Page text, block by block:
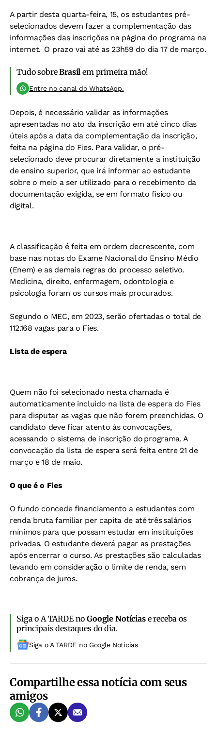
A partir desta quarta-feira, 15, os estudantes pré-
selecionados devem fazer a complementação das
informações das inscrições na página do programa na
internet. O prazo vai até as 23h59 do dia 17 de março.
Tudo sobreBrasil em primeira mão!
Entre no canal do WhatsApp.
Depois, é necessário validar as informações
apresentadas no ato da inscrição em até cinco dias
úteis após a data da complementação da inscrição,
feita na página do Fies. Para validar, o pré-
selecionado deve procurar diretamente a instituição
de ensino superior, que irá informar ao estudante
sobre o meio a ser utilizado para o recebimento da
documentação exigida, se em formato físico ou
digital.
A classificação é feita em ordem decrescente, com
base nas notas do Exame Nacional do Ensino Médio
(Enem) e as demais regras do processo seletivo.
Medicina, direito, enfermagem, odontologia e
psicologia foram os cursos mais procurados.
Segundo o MEC, em 2023, serão ofertadas o total de
112.168 vagas para o Fies.
Lista de espera
Quem não foi selecionado nesta chamada é
automaticamente incluído na lista de espera do Fies
para disputar as vagas que não forem preenchidas. O
candidato deve ficar atento às convocações,
acessando o sistema de inscrição do programa. A
convocação da lista de espera será feita entre 21 de
março e 18 de maio.
O que é o Fies
O fundo concede financiamento a estudantes com
renda bruta familiar per capita de até três salários
mínimos para que possam estudar em instituições
privadas. O estudante deverá pagar as prestações
após encerrar o curso. As prestações são calculadas
levando em consideração o limite de renda, sem
cobrança de juros.
Siga o A TARDE noGoogle Notíciase receba os
principais destaques do dia.
Siga o A TARDE no Google Noticias
Compartilhe essa notícia com seus
amigos